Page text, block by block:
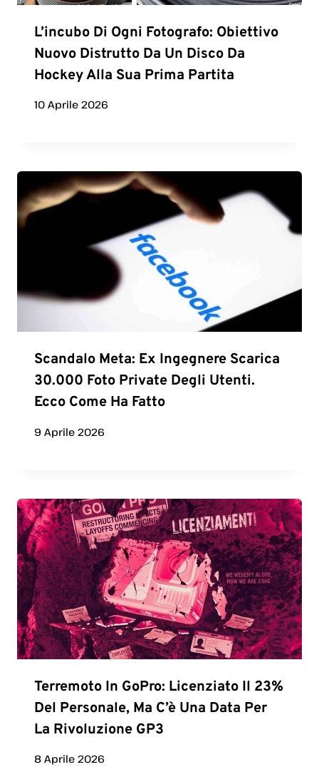
L’incubo Di Ogni Fotografo: Obiettivo
Nuovo Distrutto Da Un Disco Da
Hockey Alla Sua Prima Partita
10 Aprile 2026
Scandalo Meta: Ex Ingegnere Scarica
30.000 Foto Private Degli Utenti.
Ecco Come Ha Fatto
9 Aprile 2026
Terremoto In GoPro: Licenziato Il 23%
Del Personale, Ma C’è Una Data Per
La Rivoluzione GP3
8 Aprile 2026